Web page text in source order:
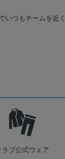
いつもチームを近
ラブ公式ウェア